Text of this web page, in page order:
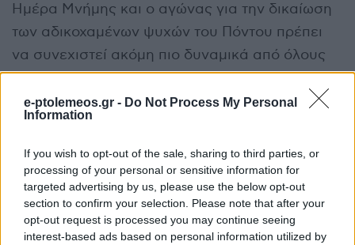
e-ptolemeos.gr - Do Not Process My Personal
Information
If you wish to opt-out of the sale, sharing to third parties, or
processing of your personal or sensitive information for
targeted advertising by us, please use the below opt-out
section to confirm your selection. Please note that after your
opt-out request is processed you may continue seeing
interest-based ads based on personal information utilized by
Ημέρα Μνήμης και ο αγώνας για την δικαίωση
των αδικοχαμένων ψυχών του Πόντου πρέπει
να συνεχιστεί ακόμη πιο δυναμικά από όλους
μας , καθώς και από το σύνολο του Ελληνισμού.
Πτολεμαϊδα: 19 Μαϊου 2024
ΟΙ ΠΟΝΤΙΑΚΟΙ-ΠΟΛΙΤΙΣΤΙΚΟΙ ΣΥΛΛΟΓΟΙ
– Ποντιακός Σύλλογος Πτολεμαϊδας
– Πολιτιστικός Μορφωτικός Σύλλογος Ποντίων
Άρδασσας «Η Άρδασσα»